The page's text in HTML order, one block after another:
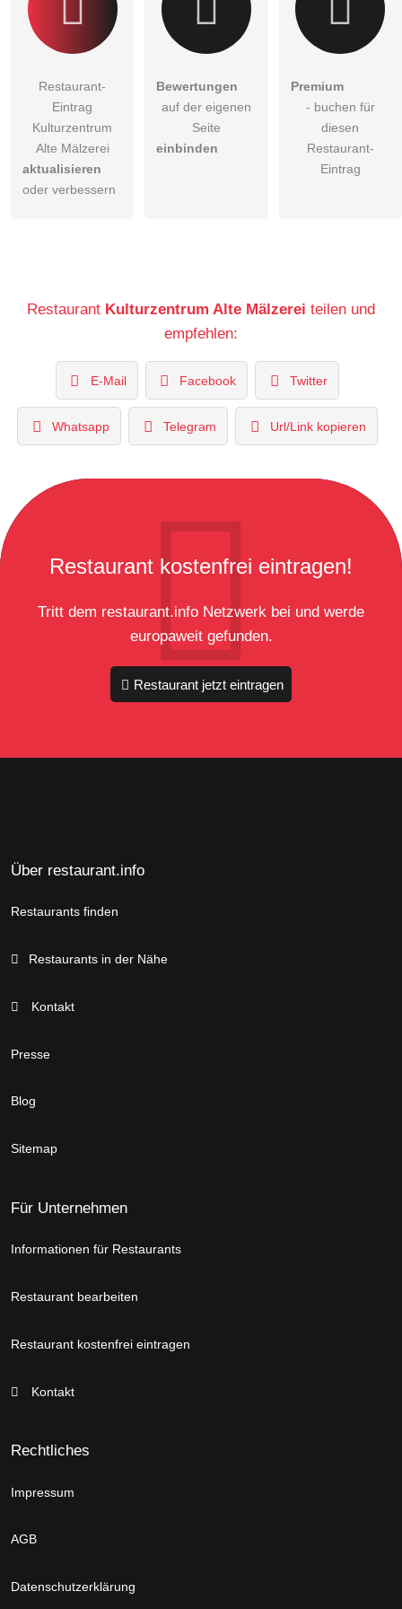
Restaurant-
Eintrag
Kulturzentrum
Alte Mälzerei
aktualisieren
oder verbessern
Bewertungen
auf der eigenen
Seite
einbinden
Premium
- buchen für
diesen
Restaurant-
Eintrag
Restaurant Kulturzentrum Alte Mälzerei teilen und
empfehlen:
E-Mail Facebook Twitter
Whatsapp Telegram Url/Link kopieren
Restaurant kostenfrei eintragen!
Tritt dem restaurant.info Netzwerk bei und werde
europaweit gefunden.
Restaurant jetzt eintragen
Über restaurant.info
Restaurants finden
Restaurants in der Nähe
Kontakt
Presse
Blog
Sitemap
Für Unternehmen
Informationen für Restaurants
Restaurant bearbeiten
Restaurant kostenfrei eintragen
Kontakt
Rechtliches
Impressum
AGB
Datenschutzerklärung